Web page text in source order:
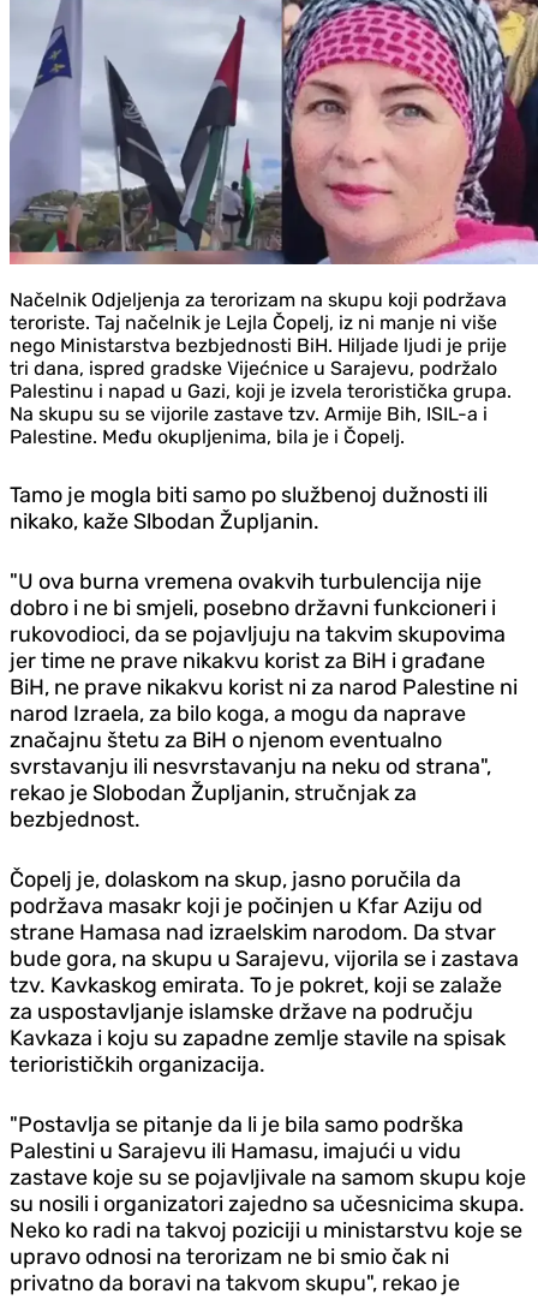
Načelnik Odjeljenja za terorizam na skupu koji podržava
teroriste. Taj načelnik je Lejla Čopelj, iz ni manje ni više
nego Ministarstva bezbjednosti BiH. Hiljade ljudi je prije
tri dana, ispred gradske Vijećnice u Sarajevu, podržalo
Palestinu i napad u Gazi, koji je izvela teroristička grupa.
Na skupu su se vijorile zastave tzv. Armije Bih, ISIL-a i
Palestine. Među okupljenima, bila je i Čopelj.
Tamo je mogla biti samo po službenoj dužnosti ili
nikako, kaže Slbodan Župljanin.
"U ova burna vremena ovakvih turbulencija nije
dobro i ne bi smjeli, posebno državni funkcioneri i
rukovodioci, da se pojavljuju na takvim skupovima
jer time ne prave nikakvu korist za BiH i građane
BiH, ne prave nikakvu korist ni za narod Palestine ni
narod Izraela, za bilo koga, a mogu da naprave
značajnu štetu za BiH o njenom eventualno
svrstavanju ili nesvrstavanju na neku od strana",
rekao je Slobodan Župljanin, stručnjak za
bezbjednost.
Čopelj je, dolaskom na skup, jasno poručila da
podržava masakr koji je počinjen u Kfar Aziju od
strane Hamasa nad izraelskim narodom. Da stvar
bude gora, na skupu u Sarajevu, vijorila se i zastava
tzv. Kavkaskog emirata. To je pokret, koji se zalaže
za uspostavljanje islamske države na području
Kavkaza i koju su zapadne zemlje stavile na spisak
teriorističkih organizacija.
"Postavlja se pitanje da li je bila samo podrška
Palestini u Sarajevu ili Hamasu, imajući u vidu
zastave koje su se pojavljivale na samom skupu koje
su nosili i organizatori zajedno sa učesnicima skupa.
Neko ko radi na takvoj poziciji u ministarstvu koje se
upravo odnosi na terorizam ne bi smio čak ni
privatno da boravi na takvom skupu", rekao je